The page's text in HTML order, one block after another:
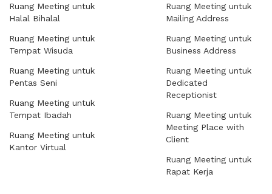
Ruang Meeting untuk
Halal Bihalal
Ruang Meeting untuk
Tempat Wisuda
Ruang Meeting untuk
Pentas Seni
Ruang Meeting untuk
Tempat Ibadah
Ruang Meeting untuk
Kantor Virtual
Ruang Meeting untuk
Mailing Address
Ruang Meeting untuk
Business Address
Ruang Meeting untuk
Dedicated
Receptionist
Ruang Meeting untuk
Meeting Place with
Client
Ruang Meeting untuk
Rapat Kerja